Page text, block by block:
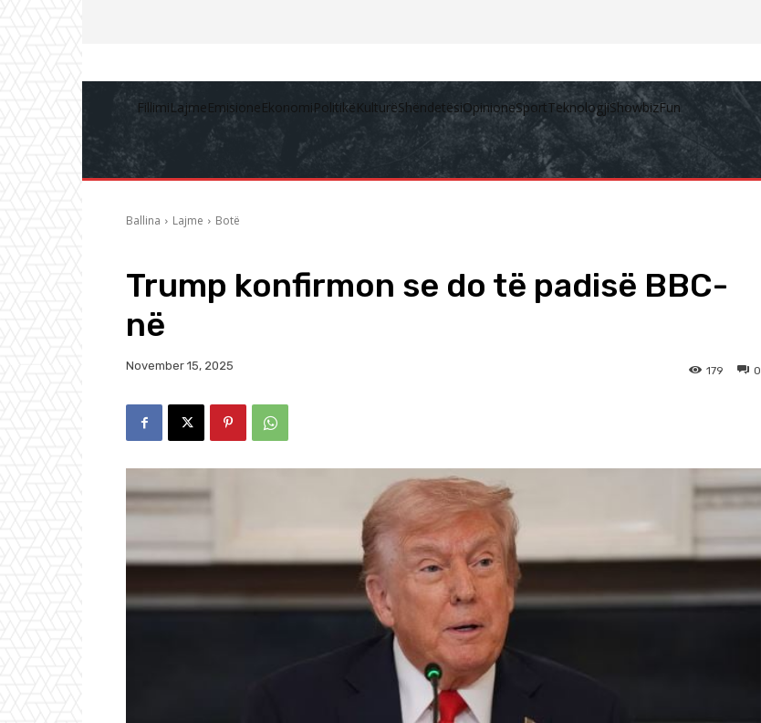
FillimiLajmeEmisioneEkonomiPolitikëKulturëShëndetësiOpinioneSportTeknologjiShowbizFun
Ballina Lajme Botë
Trump konfirmon se do të padisë BBC-
në
November 15, 2025 0
179